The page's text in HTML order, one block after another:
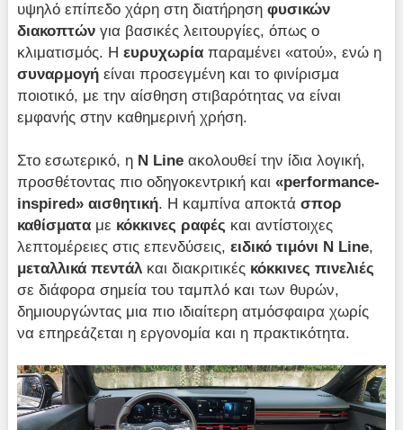
υψηλό επίπεδο χάρη στη διατήρησηφυσικών
διακοπτών για βασικές λειτουργίες, όπως ο
κλιματισμός. Η ευρυχωρίαπαραμένει «ατού», ενώ η
συναρμογή είναι προσεγμένη και το φινίρισμα
ποιοτικό, με την αίσθηση στιβαρότητας να είναι
εμφανής στην καθημερινή χρήση.
Στο εσωτερικό, η N Line ακολουθεί την ίδια λογική,
προσθέτοντας πιο οδηγοκεντρική και«performance-
inspired» αισθητική. Η καμπίνα αποκτάσπορ
καθίσματα με κόκκινες ραφές και αντίστοιχες
λεπτομέρειες στις επενδύσεις,ειδικό τιμόνι N Line,
μεταλλικά πεντάλ και διακριτικές κόκκινες πινελιές
σε διάφορα σημεία του ταμπλό και των θυρών,
δημιουργώντας μια πιο ιδιαίτερη ατμόσφαιρα χωρίς
να επηρεάζεται η εργονομία και η πρακτικότητα.